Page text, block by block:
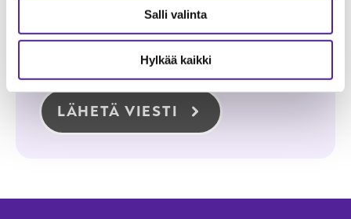
Salli valinta
Hylkää kaikki
LÄHETÄ VIESTI